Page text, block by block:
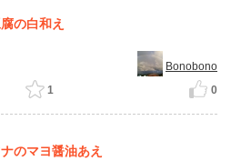
の白和え
Bonobono
1 0
のマヨ醤油あえ